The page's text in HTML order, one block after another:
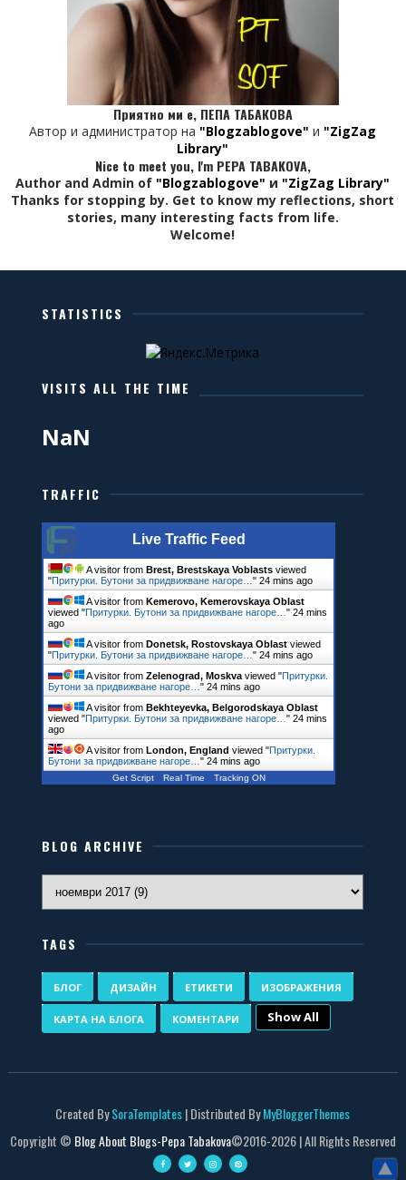
Приятно ми е, ПЕПА ТАБАКОВА
Автор и администратор на "Blogzablogove" и "ZigZag
Library"
Nice to meet you, I'm PEPA TABAKOVA,
Author and Admin of "Blogzablogove" и "ZigZag Library"
Thanks for stopping by. Get to know my reflections, short
stories, many interesting facts from life.
Welcome!
STATISTICS
VISITS ALL THE TIME
NaN
TRAFFIC
Live Traffic Feed
A visitor fromBrest, Brestskaya Voblasts viewed
"Притурки. Бутони за придвижване нагоре…"24 mins ago
A visitor fromKemerovo, Kemerovskaya Oblast
viewed "Притурки. Бутони за придвижване нагоре…"24 mins
ago
A visitor fromDonetsk, Rostovskaya Oblast viewed
"Притурки. Бутони за придвижване нагоре…"24 mins ago
A visitor fromZelenograd, Moskva viewed "Притурки.
Бутони за придвижване нагоре…"24 mins ago
A visitor fromBekhteyevka, Belgorodskaya Oblast
viewed "Притурки. Бутони за придвижване нагоре…"24 mins
ago
A visitor fromLondon, England viewed "Притурки.
Бутони за придвижване нагоре…"24 mins ago
Get Script Real Time Tracking ON
BLOG ARCHIVE
TAGS
БЛОГ ДИЗАЙН ЕТИКЕТИ ИЗОБРАЖЕНИЯ
КАРТА НА БЛОГА КОМЕНТАРИ Show All
Created BySoraTemplates| Distributed ByMyBloggerThemes
Copyright © Blog About Blogs-Pepa Tabakova©2016-2026 | All Rights Reserved